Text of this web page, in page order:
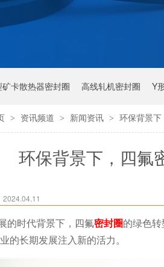
矿卡散热器密封圈 高线轧机密封圈 Y
密封圈
> 资讯频道 > 新闻资讯 > 环保背景
环保背景下，四氟
2024.04.11
的时代背景下，四氟密封圈的绿色
的长期发展注入新的活力。